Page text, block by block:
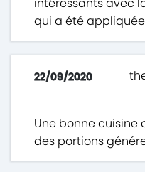
intéressants avec
qui a été
22/09/2020
Une bonne cuisine
des portions